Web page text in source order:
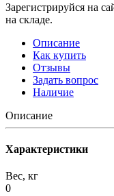
Зарегистрируйся на
на складе.
Описание
Как купить
Отзывы
Задать вопрос
Наличие
Описание
Характеристики
Вес, кг
0